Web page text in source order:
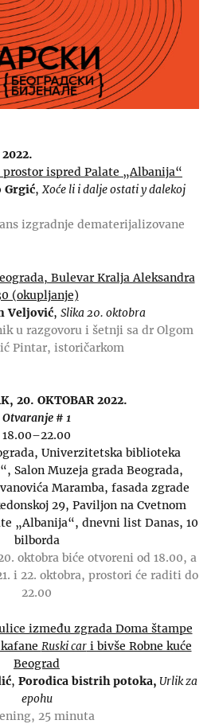
2022.
ispred Palate „Albanija“
Grgić,Xoće li i dalje ostati y dalekoj
izgradnje dematerijalizovane
Bulevar Kralja Aleksandra
(okupljanje)
Veljović, Slika 20. oktobra
u razgovoru i šetnji sa dr Olgom
Pintar, istoričarkom
20. OKTOBAR 2022.
Otvaranje # 1
18.00–22.00
Univerzitetska biblioteka
Salon Muzeja grada Beograda,
Maramba, fasada zgrade
29, Paviljon na Cvetnom
„Albanija“, dnevni list Danas, 10
bilborda
oktobra biće otvoreni od 18.00, a
i 22. oktobra, prostori će raditi do
22.00
između zgrada Doma štampe
Ruski cari bivše Robne kuće
Beograd
, Porodica bistrih potoka, Urlik za
epohu
25 minuta